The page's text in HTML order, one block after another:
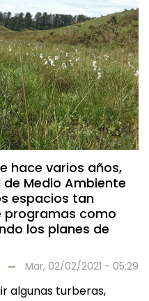
hace varios años,
Medio Ambiente
espacios tan
programas como
los planes de
Mar, 02/02/2021 - 05:29
algunas turberas,